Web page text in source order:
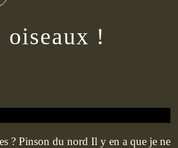
oiseaux !
? Pinson du nord Il y en a que je ne